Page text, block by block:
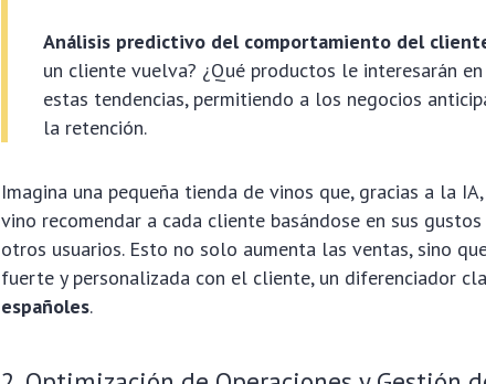
Análisis predictivo del comportamiento del
un cliente vuelva? ¿Qué productos le interesarán
estas tendencias, permitiendo a los negocios
la retención.
Imagina una pequeña tienda de vinos que, gracias a la
vino recomendar a cada cliente basándose en sus
otros usuarios. Esto no solo aumenta las ventas, sino
fuerte y personalizada con el cliente, un diferenciador
españoles.